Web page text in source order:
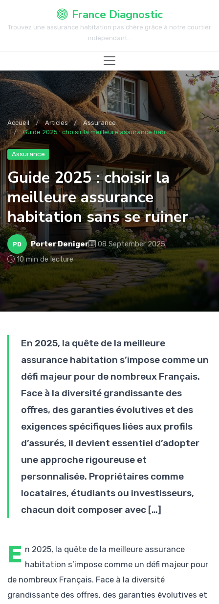
France Diagnostic
Trouvez une assurance habitation pas chère grâce à notre courtier
indépendant...
Accueil Articles
Assurance
Guide 2025 : choisir la meilleure assurance hab...
Assurance
Guide 2025 : choisir la
meilleure assurance
habitation sans se ruiner
PD Porter Deniger
08 September 2025
10 min de lecture
En 2025, la quête de la meilleure
assurance habitation s’impose comme un
défi majeur pour de nombreux Français.
Face à la diversité grandissante des
offres, des garanties évolutives et des
exigences spécifiques liées aux profils
d’assurés, il devient essentiel d’adopter
une approche rigoureuse et
personnalisée. Propriétaires comme
locataires, étudiants ou investisseurs,
chacun doit composer avec […]
E n 2025, la quête de la meilleure assurance
habitation s’impose comme un défi majeur pour
de nombreux Français. Face à la diversité
grandissante des offres, des garanties évolutives et